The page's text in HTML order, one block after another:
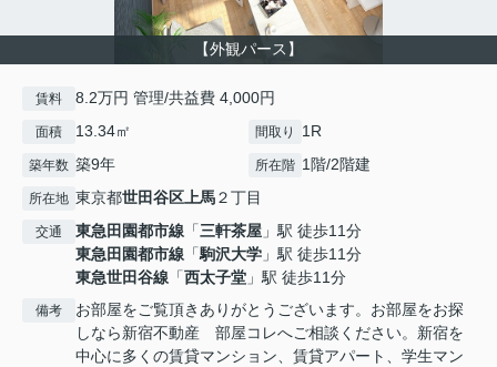
【外観パース】
賃料 8.2万円 管理/共益費 4,000円
面積 13.34㎡ 間取り 1R
築年数 築9年 所在階 1階/2階建
所在地 東京都世田谷区上馬２丁目
交通 東急田園都市線 「三軒茶屋 」駅 徒歩11分
東急田園都市線 「駒沢大学 」駅 徒歩11分
東急世田谷線 「西太子堂 」駅 徒歩11分
備考
お部屋をご覧頂きありがとうございます。お部屋をお探
しなら新宿不動産 部屋コレへご相談ください。新宿を
中心に多くの賃貸マンション、賃貸アパート、学生マン